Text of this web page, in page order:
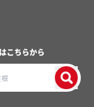
こちらから